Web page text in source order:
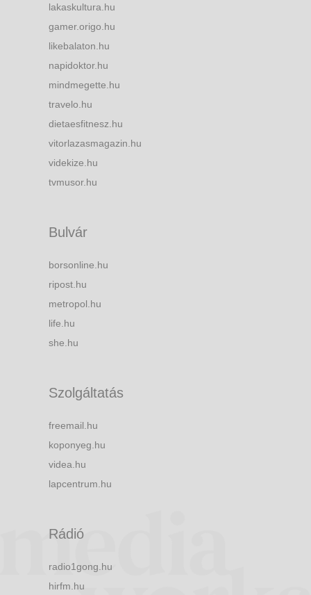
lakaskultura.hu
gamer.origo.hu
likebalaton.hu
napidoktor.hu
mindmegette.hu
travelo.hu
dietaesfitnesz.hu
vitorlazasmagazin.hu
videkize.hu
tvmusor.hu
Bulvár
borsonline.hu
ripost.hu
metropol.hu
life.hu
she.hu
Szolgáltatás
freemail.hu
koponyeg.hu
videa.hu
lapcentrum.hu
Rádió
radio1gong.hu
hirfm.hu